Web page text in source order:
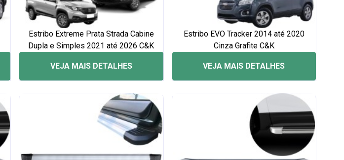
Estribo Extreme Prata Strada Cabine
Dupla e Simples 2021 até 2026 C&K
VEJA MAIS DETALHES
Estribo EVO Tracker 2014 até 2020
Cinza Grafite C&K
VEJA MAIS DETALHES